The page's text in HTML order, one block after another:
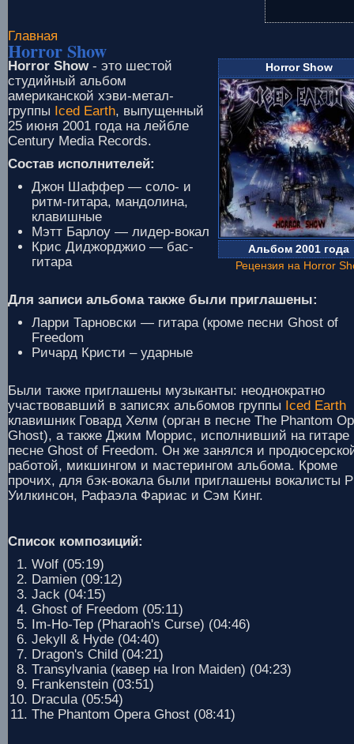
Главная
Horror Show
Horror Show
Альбом 2001 года
Рецензия на Horror
Horror Show - это шестой
студийный альбом
американской хэви-метал-
группы Iced Earth, выпущенный
25 июня 2001 года на лейбле
Century Media Records.
Состав исполнителей:
Джон Шаффер — соло- и
ритм-гитара, мандолина,
клавишные
Мэтт Барлоу — лидер-вокал
Крис Диджорджио — бас-
гитара
Для записи альбома также были приглашены:
Ларри Тарновски — гитара (кроме песни Ghost of
Freedom
Ричард Кристи – ударные
Были также приглашены музыканты: неоднократно
участвовавший в записях альбомов группы Iced Earth
клавишник Говард Хелм (орган в песне The Phantom
Ghost), а также Джим Моррис, исполнивший на гитаре
песне Ghost of Freedom. Он же занялся и
работой, микшингом и мастерингом альбома. Кроме
прочих, для бэк-вокала были приглашены вокалисты
Уилкинсон, Рафаэла Фариас и Сэм Кинг.
Список композиций:
Wolf (05:19)
Damien (09:12)
Jack (04:15)
Ghost of Freedom (05:11)
Im-Ho-Tep (Pharaoh's Curse) (04:46)
Jekyll & Hyde (04:40)
Dragon's Child (04:21)
Transylvania (кавер на Iron Maiden) (04:23)
Frankenstein (03:51)
Dracula (05:54)
The Phantom Opera Ghost (08:41)